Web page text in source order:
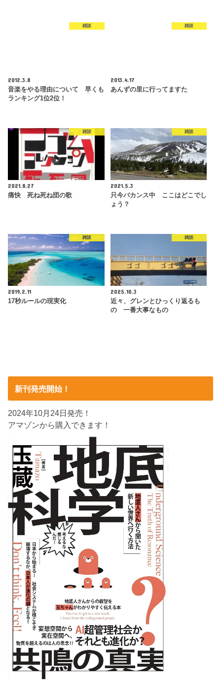
雑談
2012.3.8
音楽をやる理由について 早くも
ランキング1位2位！
雑談
2013.4.17
あんずの里に行ってますた
雑談
2021.8.27
痛快 死ね死ね団の歌
雑談
2021.5.3
只今バカンス中 ここはどこでし
ょう？
雑談
2019.2.11
17秒ルールの現実化
雑談
2025.10.3
近々、グレンとひっくり返るも
の 一番大事なもの
新刊発売開始！
2024年10月24日発売！
アマゾンから購入できます！